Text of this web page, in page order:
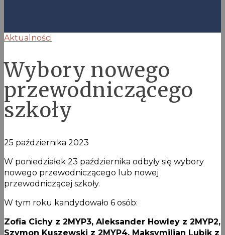
Aktualności
Wybory nowego
przewodniczącego
szkoły
25 października 2023
W poniedziałek 23 października odbyły się wybory
nowego przewodniczącego lub nowej
przewodniczącej szkoły.
W tym roku kandydowało 6 osób:
Zofia Cichy z 2MYP3, Aleksander Howley z 2MYP2,
Szymon Kuszewski z 2MYP4, Maksymilian Lubik z